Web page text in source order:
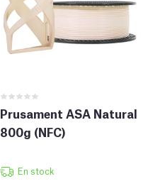
Prusament ASA Natural
800g (NFC)
En stock